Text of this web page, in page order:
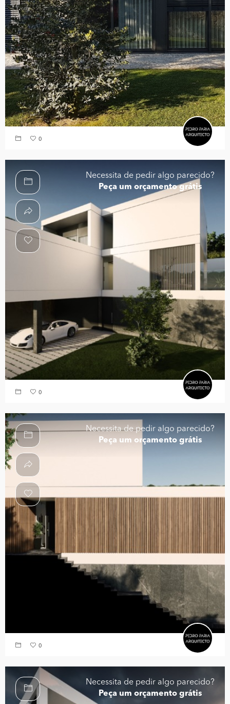
0
Necessita de pedir algo parecido?
Peça um orçamento grátis
0
Necessita de pedir algo parecido?
Peça um orçamento grátis
0
Necessita de pedir algo parecido?
Peça um orçamento grátis